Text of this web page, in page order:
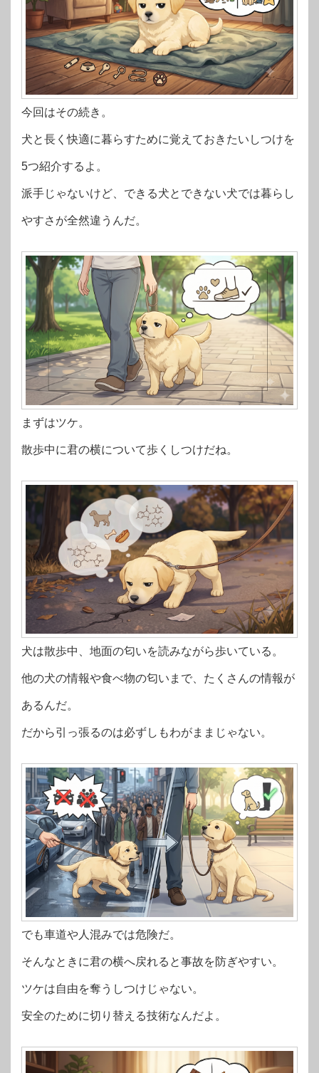
今回はその続き。
犬と長く快適に暮らすために覚えておきたいしつけを
5つ紹介するよ。
派手じゃないけど、できる犬とできない犬では暮らし
やすさが全然違うんだ。
まずはツケ。
散歩中に君の横について歩くしつけだね。
犬は散歩中、地面の匂いを読みながら歩いている。
他の犬の情報や食べ物の匂いまで、たくさんの情報が
あるんだ。
だから引っ張るのは必ずしもわがままじゃない。
でも車道や人混みでは危険だ。
そんなときに君の横へ戻れると事故を防ぎやすい。
ツケは自由を奪うしつけじゃない。
安全のために切り替える技術なんだよ。